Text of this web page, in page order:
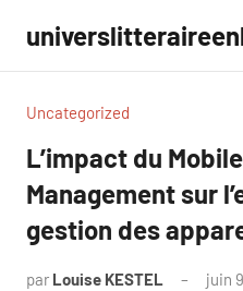
contenu
Uncategorized
L’impact du
Management sur
gestion des
par Louise KESTEL juin